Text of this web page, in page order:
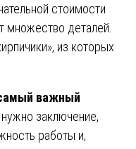
стоимости
множество деталей.
из которых
важный
заключение,
работы и,